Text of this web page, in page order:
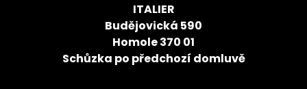
ITALIER
Budějovická 590
Homole 370 01
Schůzka po předchozí domluvě